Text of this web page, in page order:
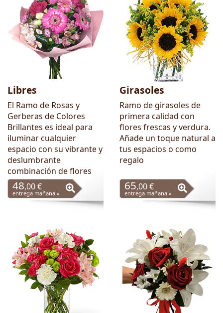
Libres
El Ramo de Rosas y
Gerberas de Colores
Brillantes es ideal para
iluminar cualquier
espacio con su vibrante y
deslumbrante
combinación de flores
48,00 €
entrega mañana »
Girasoles
Ramo de girasoles de
primera calidad con
flores frescas y verdura.
Añade un toque natural a
tus espacios o como
regalo
65,00 €
entrega mañana »